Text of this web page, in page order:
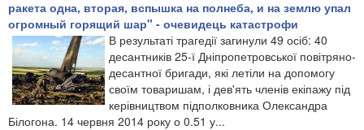
ракета одна, вторая, вспышка на полнеба, и на землю упал
огромный горящий шар" - очевидець катастрофи
В результаті трагедії загинули 49 осіб: 40
десантників 25-ї Дніпропетровської повітряно-
десантної бригади, які летіли на допомогу
своїм товаришам, і дев'ять членів екіпажу під
керівництвом підполковника Олександра
Білогона. 14 червня 2014 року о 0.51 у...